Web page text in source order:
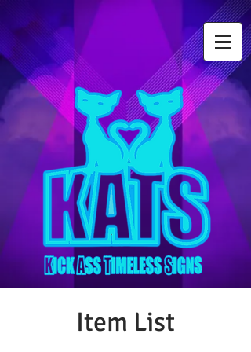
Item List